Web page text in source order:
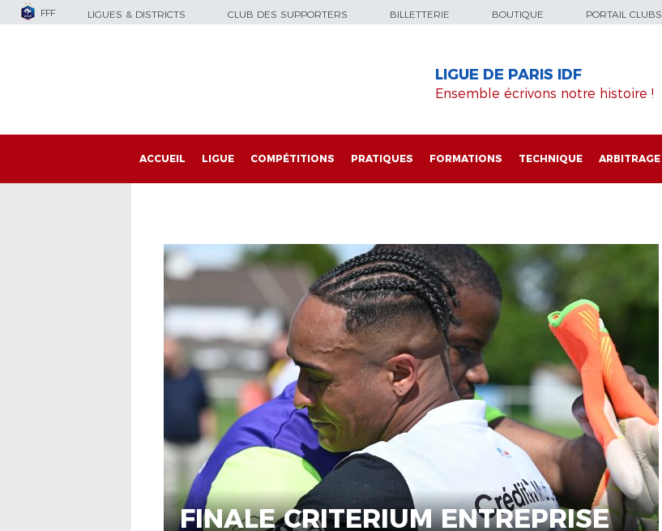
FFF LIGUES & DISTRICTS CLUB DES SUPPORTERS BILLETTERIE BOUTIQUE PORTAIL CLUBS
LIGUE DE PARIS IDF
Ensemble écrivons notre histoire !
ACCUEIL LIGUE COMPÉTITIONS PRATIQUES FORMATIONS TECHNIQUE ARBITRAGE
FINALE CRITERIUM ENTREPRISE